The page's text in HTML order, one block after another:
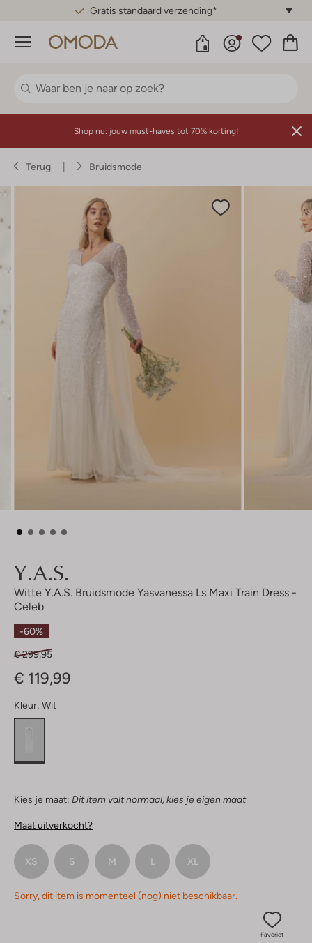
Gratis standaard verzending*
Menu
Shop nu: jouw must-haves tot 70% korting!
Terug Bruidsmode
Y.a.s.
Witte Y.a.s. Bruidsmode Yasvanessa Ls Maxi Train Dress -
Celeb
-60%
€ 299,95
€ 119,99
Kleur: Wit
Kies je maat: Dit item valt normaal, kies je eigen maat
Maat uitverkocht?
XS S M L XL
Sorry, dit item is momenteel (nog) niet beschikbaar.
Favoriet